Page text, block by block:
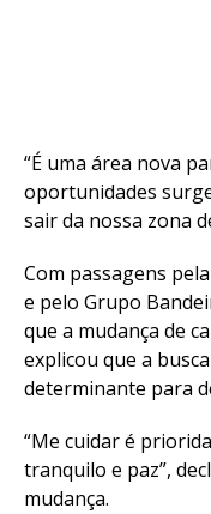
“É uma área nova
oportunidades
sair da nossa zona
Com passagens
e pelo Grupo
que a mudança de
explicou que a
determinante para
“Me cuidar é
tranquilo e paz”,
mudança.